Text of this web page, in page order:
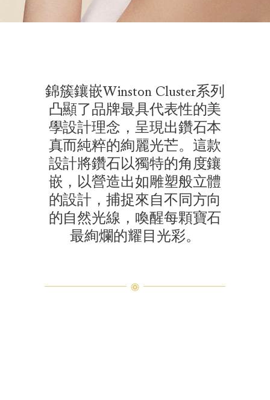
錦簇鑲嵌Winston Cluster系列
凸顯了品牌最具代表性的美
學設計理念，呈現出鑽石本
真而純粹的絢麗光芒。這款
設計將鑽石以獨特的角度鑲
嵌，以營造出如雕塑般立體
的設計，捕捉來自不同方向
的自然光線，喚醒每顆寶石
最絢爛的耀目光彩。